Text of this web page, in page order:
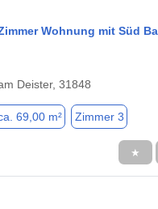
Wohnung mit Süd
Deister, 31848
69,00 m² Zimmer 3
★